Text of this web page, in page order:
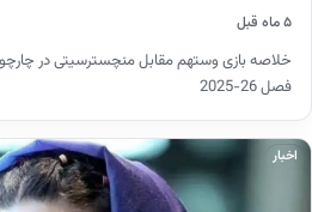
۵ ماه قبل
خلاصه بازی وستهم مقابل منچسترسیتی در
فصل 26-2025
اخبار